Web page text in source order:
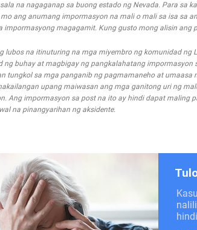
na nagaganap sa buong estado ng Nevada. Para sa
mo ang anumang impormasyon na mali o mali sa isa sa
impormasyong magagamit. Kung gusto mong alisin
lubos na itinuturing na mga miyembro ng komunidad ng
ng buhay at magbigay ng pangkalahatang
tungkol sa mga panganib ng pagmamaneho at
upang maiwasan ang mga ganitong uri ng
Ang impormasyon sa post na ito ay hindi dapat maling
na pinangyarihan ng aksidente.